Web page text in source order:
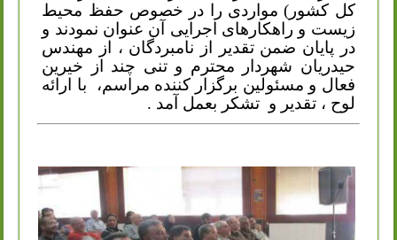
کل کشور) مواردی را در خصوص حفظ محیط
زیست و راهکارهای اجرایی آن عنوان نمودند و
در پایان ضمن تقدیر از نامبردگان ، از مهندس
حیدریان شهردار محترم و تنی چند از خیرین
فعال و مسئولین برگزار کننده مراسم،
با ارائه
لوح ، تقدیر و تشکر بعمل آمد .